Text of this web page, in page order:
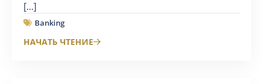
[...]
Banking
НАЧАТЬ ЧТЕНИЕ